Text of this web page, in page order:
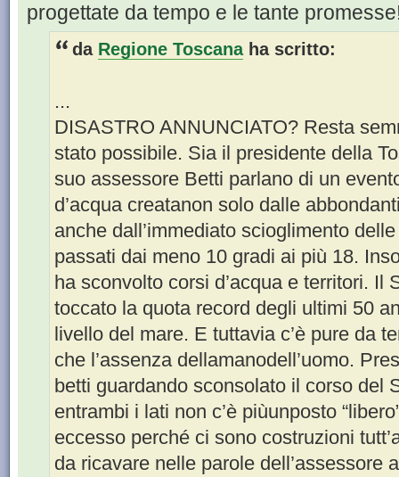
progettate da tempo e le tante
da Regione Toscanaha scritto:
...
DISASTRO ANNUNCIATO? Resta
stato possibile. Sia il presidente della
suo assessore Betti parlano di un
d’acqua creatanon solo dalle
anche dall’immediato scioglimento
passati dai meno 10 gradi ai più 18.
ha sconvolto corsi d’acqua e territori. Il
toccato la quota record degli ultimi 50
livello del mare. E tuttavia c’è pure da
che l’assenza dellamanodell’uomo.
betti guardando sconsolato il corso del
entrambi i lati non c’è piùunposto
eccesso perché ci sono costruzioni
da ricavare nelle parole dell’assessore